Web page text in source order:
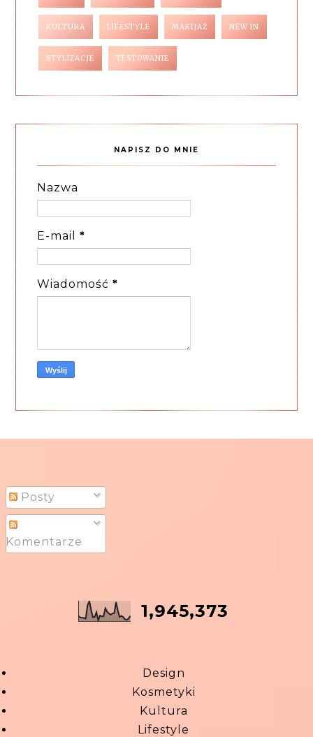
KULTURA LIFESTYLE MAKIJAŻ NEW IN
STYLIZACJE TESTOWANIE
NAPISZ DO MNIE
Nazwa
E-mail*
Wiadomość*
Posty
Komentarze
1,945,373
Design
Kosmetyki
Kultura
Lifestyle